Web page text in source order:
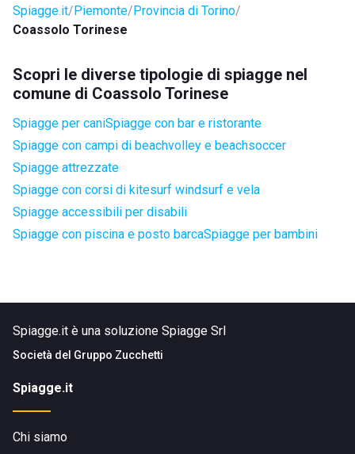
Spiagge.it Piemonte Provincia di Torino
Coassolo Torinese
Scopri le diverse tipologie di spiagge nel
comune di Coassolo Torinese
Spiagge per caniSpiagge con bar e ristorante
Spiagge con campi di beachvolley e beachsoccer
Spiagge attrezzate
Spiagge con corsi di kitesurf windsurf e vela
Spiagge accessibili per disabili
Spiagge con piscina e posto barcaSpiagge per bambini
Spiagge.it è una soluzione Spiagge Srl
Società del Gruppo Zucchetti
Spiagge.it
Chi siamo